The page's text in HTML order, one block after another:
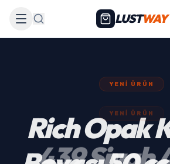
Arama LUSTWAY
439 Siyah